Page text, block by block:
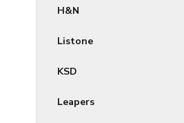
H&N
Listone
KSD
Leapers